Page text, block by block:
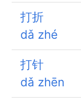
打折
dǎ zhé
打针
dǎ zhēn